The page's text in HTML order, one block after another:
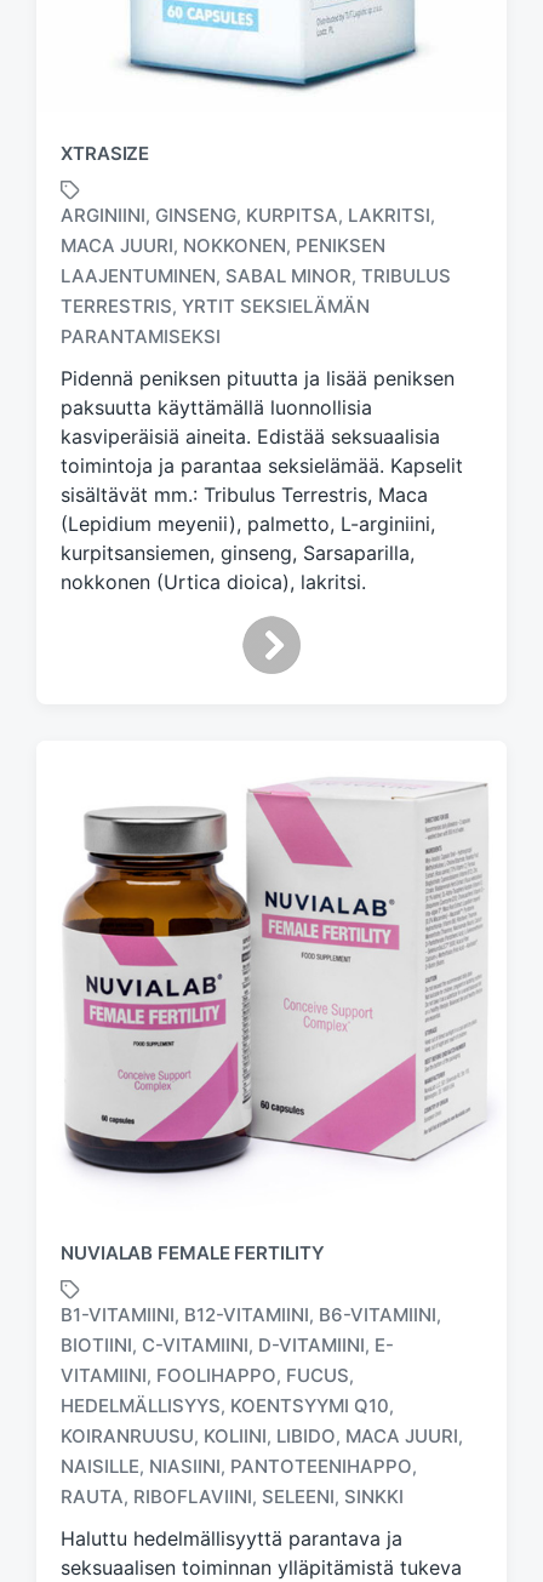
XTRASIZE
T
a
g
e
d
w
i
h
ARGINIINI, GINSENG, KURPITSA, LAKRITSI,
MACA JUURI, NOKKONEN, PENIKSEN
LAAJENTUMINEN, SABAL MINOR, TRIBULUS
TERRESTRIS, YRTIT SEKSIELÄMÄN
PARANTAMISEKSI
Pidennä peniksen pituutta ja lisää peniksen
paksuutta käyttämällä luonnollisia
kasviperäisiä aineita. Edistää seksuaalisia
toimintoja ja parantaa seksielämää. Kapselit
sisältävät mm.: Tribulus Terrestris, Maca
(Lepidium meyenii), palmetto, L-arginiini,
kurpitsansiemen, ginseng, Sarsaparilla,
nokkonen (Urtica dioica), lakritsi.
NUVIALAB FEMALE FERTILITY
T
a
g
e
d
w
B1-VITAMIINI, B12-VITAMIINI, B6-VITAMIINI,
BIOTIINI, C-VITAMIINI, D-VITAMIINI, E-
VITAMIINI, FOOLIHAPPO, FUCUS,
HEDELMÄLLISYYS, KOENTSYYMI Q10,
KOIRANRUUSU, KOLIINI, LIBIDO, MACA JUURI,
NAISILLE, NIASIINI, PANTOTEENIHAPPO,
RAUTA, RIBOFLAVIINI, SELEENI, SINKKI
Haluttu hedelmällisyyttä parantava ja
seksuaalisen toiminnan ylläpitämistä tukeva